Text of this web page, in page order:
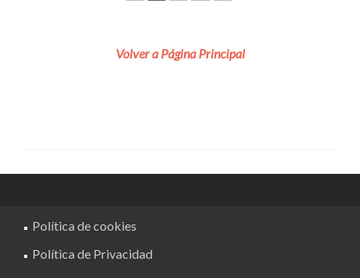
Volver a Página Principal
Política de cookies
Política de Privacidad